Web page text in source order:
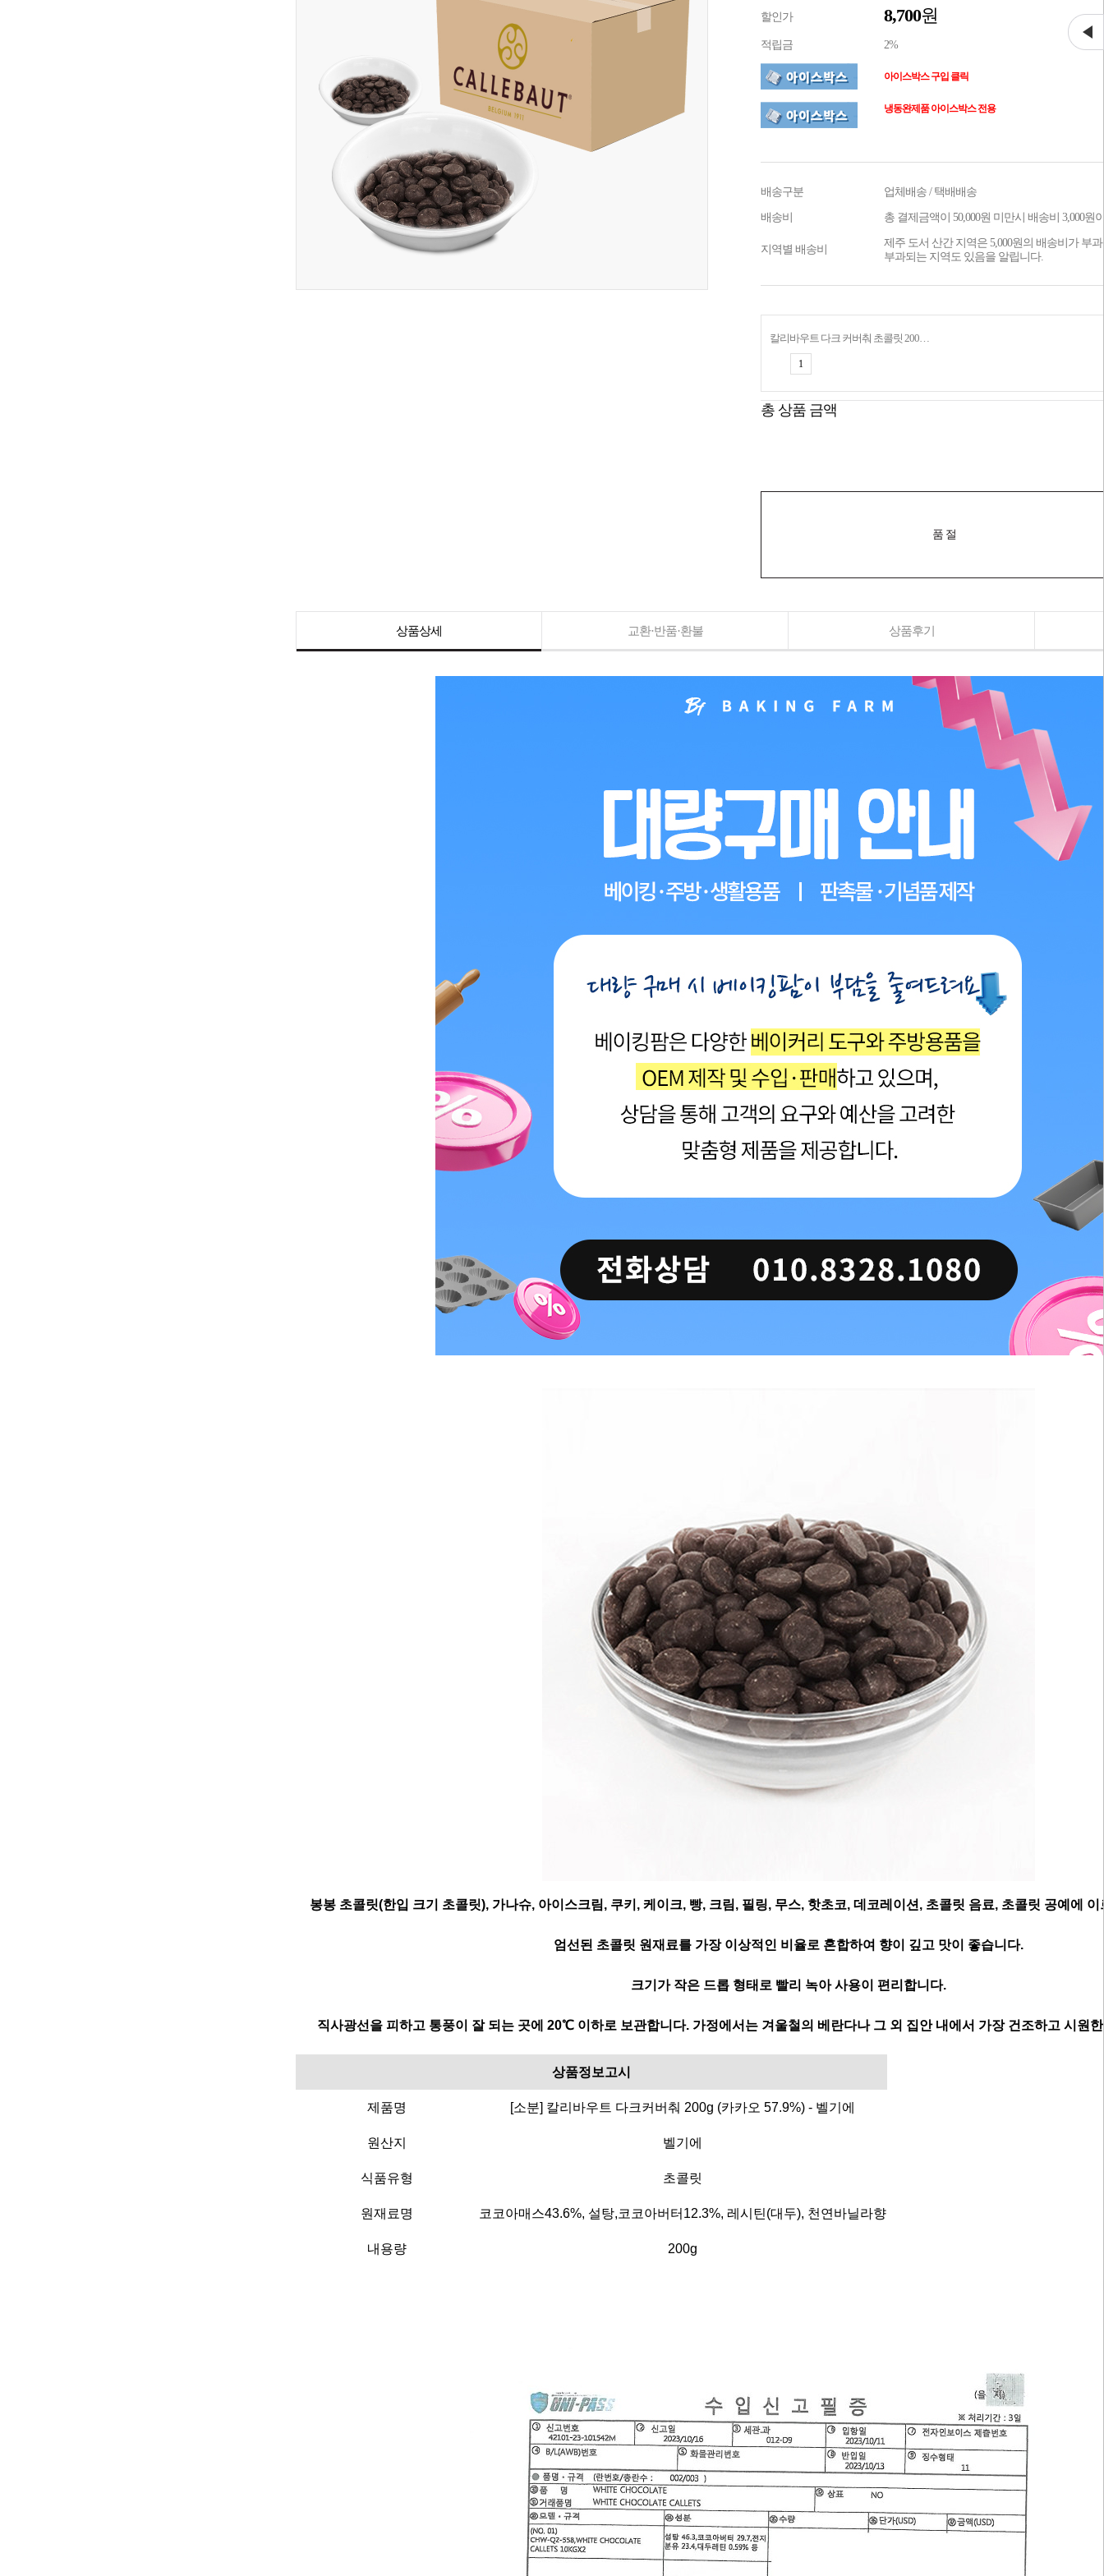
할인가 8,700원
적립금 2%
아이스박스 구입 클릭
냉동완제품 아이스박스 전용
배송구분 업체배송 / 택배배송
배송비 총 결제금액이 50,000원 미만시 배송비 3,000원
지역별 배송비
제주 도서 산간 지역은 5,000원의 배송비가 부
부과되는 지역도 있음을 알립니다.
칼리바우트 다크 커버춰 초콜릿 200g 57.9% 소분 벨기에
총 상품 금액
품절
상품상세 교환·반품·환불 상품후기
봉봉 초콜릿(한입 크기 초콜릿), 가나슈, 아이스크림, 쿠키, 케이크, 빵, 크림, 필링, 무스, 핫초코, 데코레이션, 초콜릿 음료, 초콜릿 공예에
엄선된 초콜릿 원재료를 가장 이상적인 비율로 혼합하여 향이 깊고 맛이 좋습니다.
크기가 작은 드롭 형태로 빨리 녹아 사용이 편리합니다.
직사광선을 피하고 통풍이 잘 되는 곳에 20℃ 이하로 보관합니다. 가정에서는 겨울철의 베란다나 그 외 집안 내에서 가장 건조하고 시원
상품정보고시
제품명 [소분] 칼리바우트 다크커버춰 200g (카카오 57.9%) - 벨기에
원산지 벨기에
식품유형 초콜릿
원재료명 코코아매스43.6%, 설탕,코코아버터12.3%, 레시틴(대두), 천연바닐라향
내용량 200g